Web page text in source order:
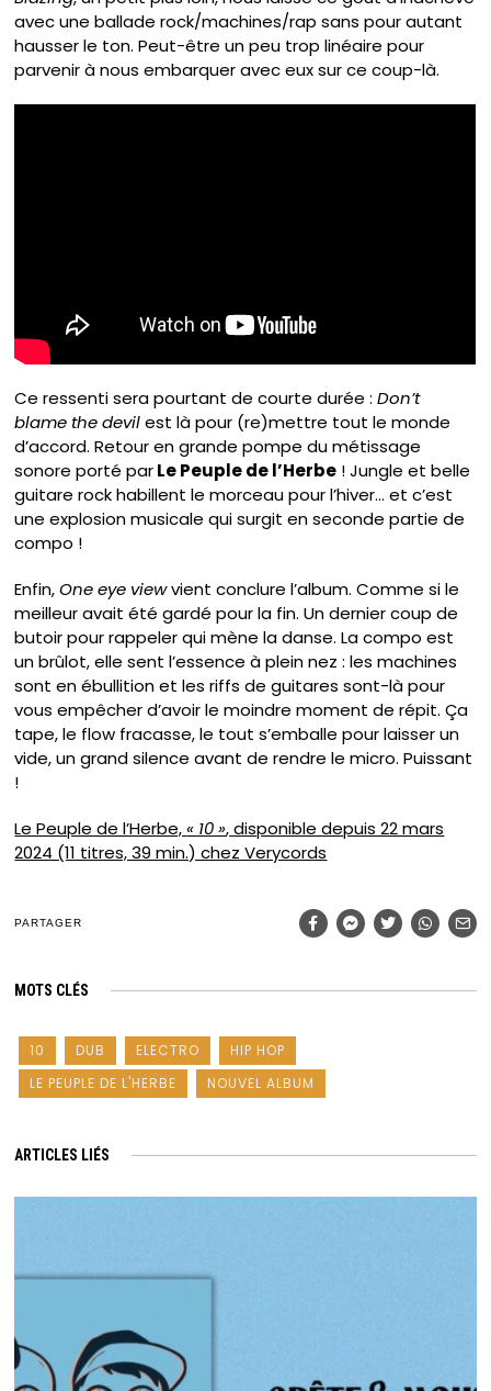
avec une ballade rock/machines/rap sans pour autant
hausser le ton. Peut-être un peu trop linéaire pour
parvenir à nous embarquer avec eux sur ce coup-là.
Ce ressenti sera pourtant de courte durée :Don’t
blame the devilest là pour (re)mettre tout le monde
d’accord. Retour en grande pompe du métissage
sonore porté parLe Peuple de l’Herbe ! Jungle et belle
guitare rock habillent le morceau pour l’hiver… et c’est
une explosion musicale qui surgit en seconde partie de
compo !
Enfin,One eye viewvient conclure l’album. Comme si le
meilleur avait été gardé pour la fin. Un dernier coup de
butoir pour rappeler qui mène la danse. La compo est
un brûlot, elle sent l’essence à plein nez : les machines
sont en ébullition et les riffs de guitares sont-là pour
vous empêcher d’avoir le moindre moment de répit. Ça
tape, le flow fracasse, le tout s’emballe pour laisser un
vide, un grand silence avant de rendre le micro. Puissant
!
Le Peuple de l’Herbe,« 10 », disponible depuis 22 mars
2024 (11 titres, 39 min.) chez Verycords
PARTAGER
MOTS CLÉS
10 DUB ELECTRO
HIP HOP
LE PEUPLE DE L'HERBE
NOUVEL ALBUM
ARTICLES LIÉS